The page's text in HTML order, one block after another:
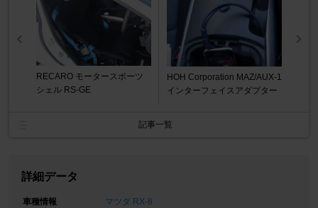
RECARO モータースポーツ
シェル RS-GE
HOH Corporation MAZ/AUX-1
インターフェイスアダプター
記事一覧
詳細データ
車種情報
マツダ RX-8